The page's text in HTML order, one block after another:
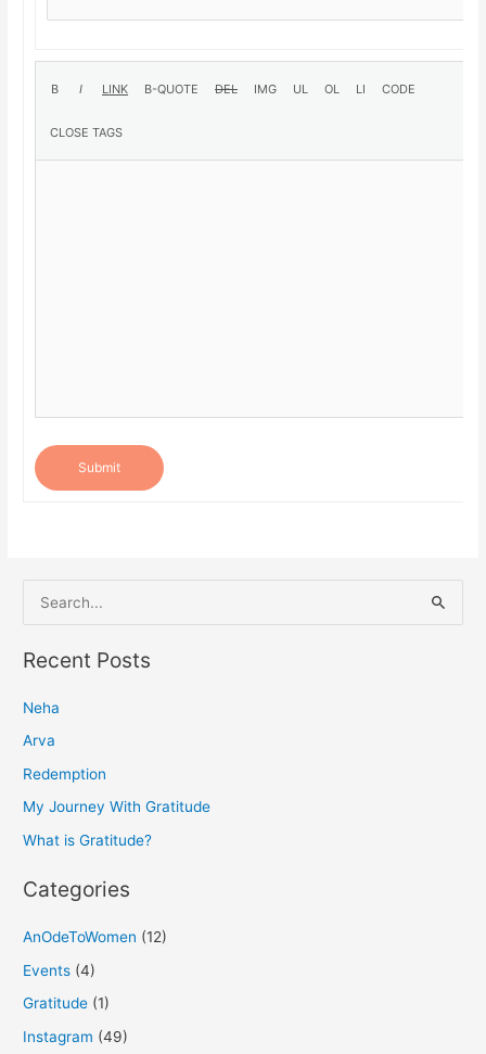
Submit
e
a
c
h
f
o
Recent Posts
Neha
Arva
Redemption
My Journey With Gratitude
What is Gratitude?
Categories
AnOdeToWomen (12)
Events (4)
Gratitude (1)
Instagram (49)